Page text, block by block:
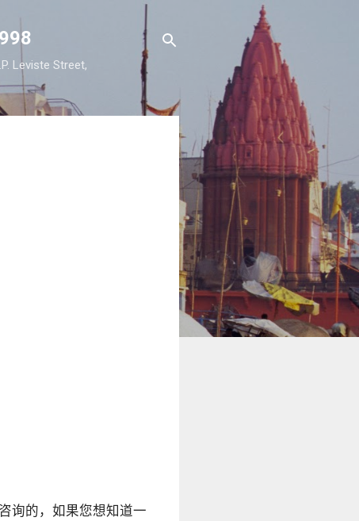
Leviste Street,
询的，如果您想知道一